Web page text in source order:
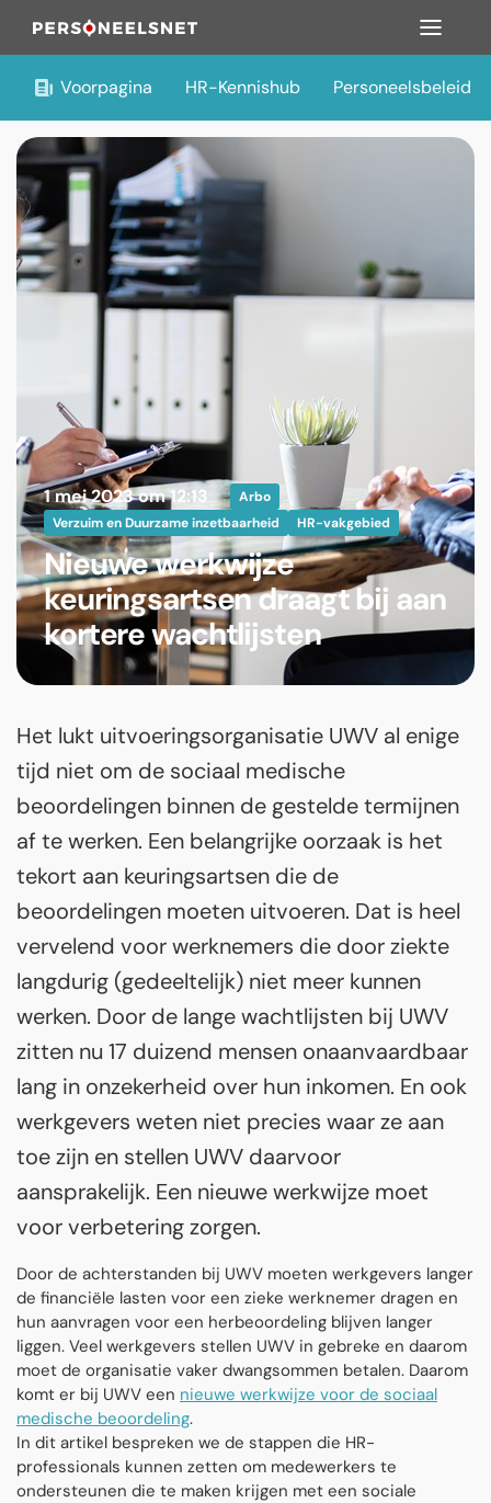
Voorpagina HR-Kennishub Personeelsbeleid
1 mei 2023 om 12:13
Arbo
Verzuim en Duurzame inzetbaarheid
HR-vakgebied
Nieuwe werkwijze
keuringsartsen draagt bij aan
kortere wachtlijsten
Het lukt uitvoeringsorganisatie UWV al enige
tijd niet om de sociaal medische
beoordelingen binnen de gestelde termijnen
af te werken. Een belangrijke oorzaak is het
tekort aan keuringsartsen die de
beoordelingen moeten uitvoeren. Dat is heel
vervelend voor werknemers die door ziekte
langdurig (gedeeltelijk) niet meer kunnen
werken. Door de lange wachtlijsten bij UWV
zitten nu 17 duizend mensen onaanvaardbaar
lang in onzekerheid over hun inkomen. En ook
werkgevers weten niet precies waar ze aan
toe zijn en stellen UWV daarvoor
aansprakelijk. Een nieuwe werkwijze moet
voor verbetering zorgen.
Door de achterstanden bij UWV moeten werkgevers langer
de financiële lasten voor een zieke werknemer dragen en
hun aanvragen voor een herbeoordeling blijven langer
liggen. Veel werkgevers stellen UWV in gebreke en daarom
moet de organisatie vaker dwangsommen betalen. Daarom
komt er bij UWV een nieuwe werkwijze voor de sociaal
medische beoordeling.
In dit artikel bespreken we de stappen die HR-
professionals kunnen zetten om medewerkers te
ondersteunen die te maken krijgen met een sociale